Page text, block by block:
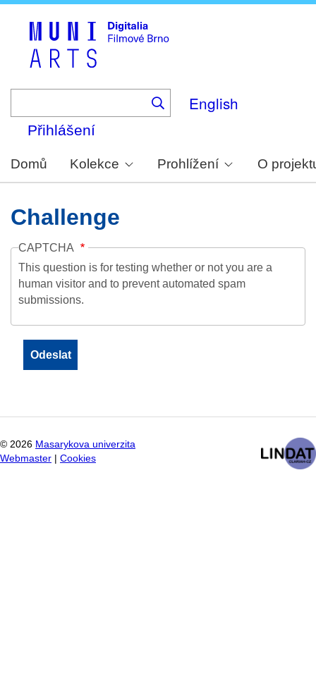
English
Přihlášení
Domů Kolekce Prohlížení O
Challenge
CAPTCHA
This question is for testing whether or not you are a
human visitor and to prevent automated spam
submissions.
© 2026 Masarykova univerzita
Webmaster
Cookies